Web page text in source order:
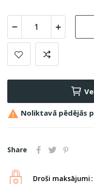
 Noliktavā pēdējās
Share
Droši maksājumi